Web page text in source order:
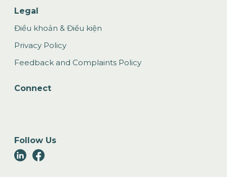
Legal
Điều khoản & Điều kiện
Privacy Policy
Feedback and Complaints Policy
Connect
Follow Us